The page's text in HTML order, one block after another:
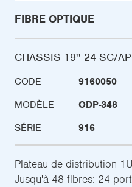
FIBRE OPTIQUE
CHASSIS 19'' 24 SC/
CODE
9160050
MODÈLE
ODP-348
SÉRIE
916
Plateau de distribution
Jusqu'à 48 fibres: 24